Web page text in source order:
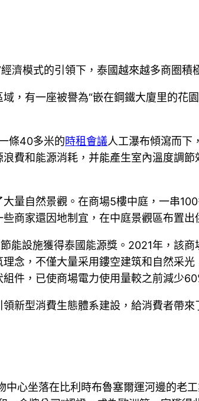
濟模式的引領下，泰國越來越多商圈積
，有一座被譽為“嵌在鋼鐵大廈里的
條40多米的時租會議人工瀑布傾瀉而下
費和能源消耗，并能產生室內溫度調
量自然景觀。在商場5樓中庭，一串
商家還因地制宜，在中庭景觀區布置
能設施獲得泰國能源獎。2021年，該
念，不僅大量采用鏤空建筑和自然采
件，已使商場電力使用量較之前減少
新型消費生態體系建設，給消費者帶
中心坐落在比利時布魯塞爾運河邊的老